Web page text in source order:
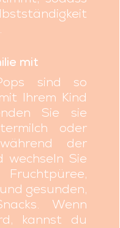
mit
sind so
Ihrem Kind
Sie sie
oder
der
wechseln Sie
gesunden,
Wenn
kannst du